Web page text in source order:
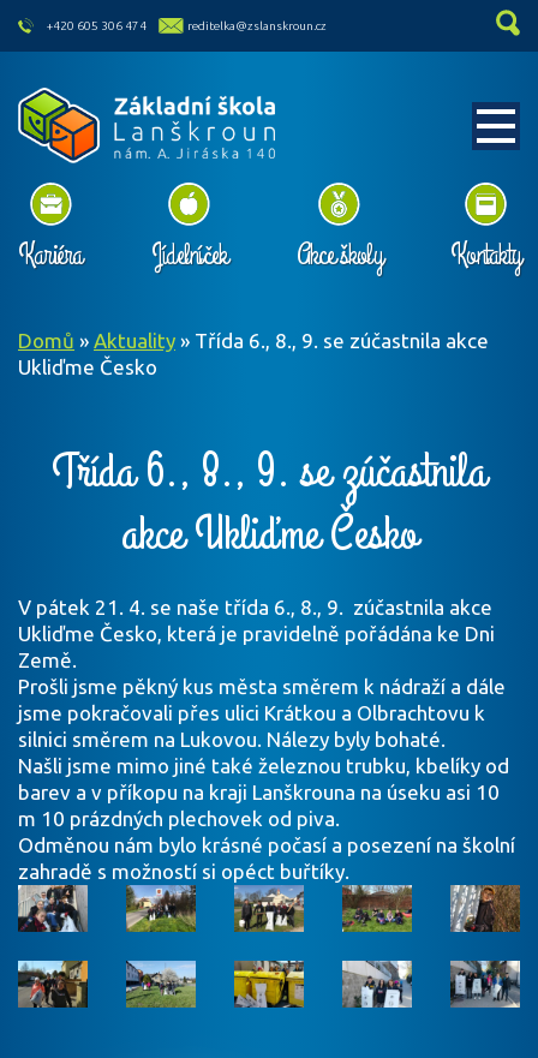
skip to main content
+420 605 306 474 reditelka@zslanskroun.cz
Kariéra Jídelníček Akce školy Kontakty
Domů » Aktuality » Třída 6., 8., 9. se zúčastnila akce
Ukliďme Česko
Třída 6., 8., 9. se zúčastnila
akce Ukliďme Česko
V pátek 21. 4. se naše třída 6., 8., 9. zúčastnila akce
Ukliďme Česko, která je pravidelně pořádána ke Dni
Země.
Prošli jsme pěkný kus města směrem k nádraží a dále
jsme pokračovali přes ulici Krátkou a Olbrachtovu k
silnici směrem na Lukovou. Nálezy byly bohaté.
Našli jsme mimo jiné také železnou trubku, kbelíky od
barev a v příkopu na kraji Lanškrouna na úseku asi 10
m 10 prázdných plechovek od piva.
Odměnou nám bylo krásné počasí a posezení na školní
zahradě s možností si opéct buřtíky.